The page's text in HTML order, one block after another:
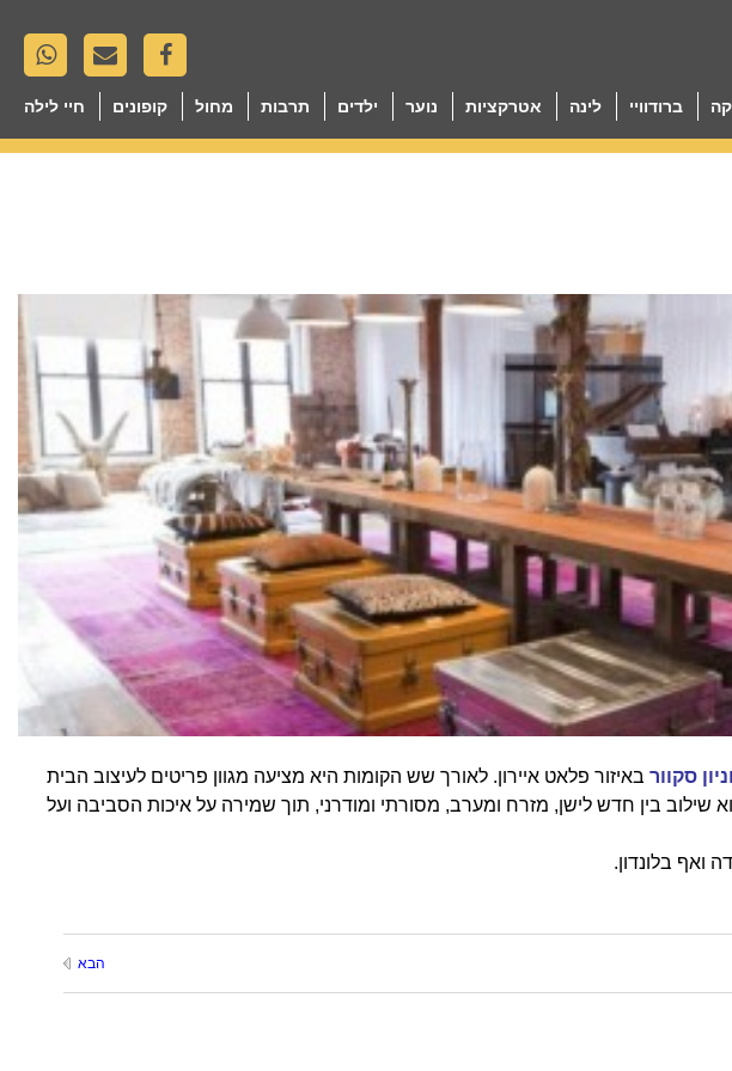
ברודוויי לינה אטרקציות נוער ילדים תרבות מחול קופונים חיי לילה
סקוורבאיזור פלאט איירון. לאורך שש הקומות היא מציעה מגוון פריטים לעיצוב הבית
שילוב בין חדש לישן, מזרח ומערב, מסורתי ומודרני, תוך שמירה על איכות הסביבה ועל
ואף בלונדון.
הבא